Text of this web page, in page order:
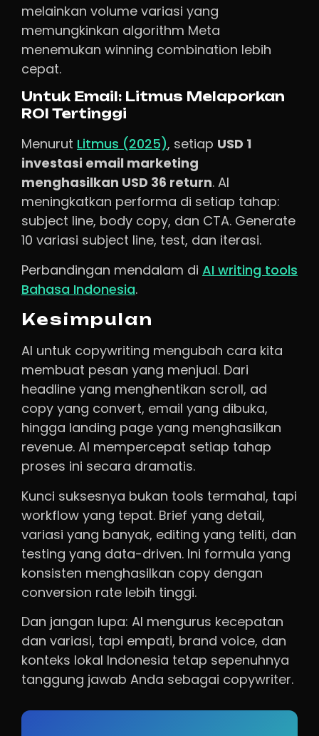
melainkan volume variasi yang
memungkinkan algorithm Meta
menemukan winning combination lebih
cepat.
Untuk Email: Litmus Melaporkan
ROI Tertinggi
Menurut Litmus (2025), setiap USD 1
investasi email marketing
menghasilkan USD 36 return. AI
meningkatkan performa di setiap tahap:
subject line, body copy, dan CTA. Generate
10 variasi subject line, test, dan iterasi.
Perbandingan mendalam di AI writing tools
Bahasa Indonesia.
Kesimpulan
AI untuk copywriting mengubah cara kita
membuat pesan yang menjual. Dari
headline yang menghentikan scroll, ad
copy yang convert, email yang dibuka,
hingga landing page yang menghasilkan
revenue. AI mempercepat setiap tahap
proses ini secara dramatis.
Kunci suksesnya bukan tools termahal, tapi
workflow yang tepat. Brief yang detail,
variasi yang banyak, editing yang teliti, dan
testing yang data-driven. Ini formula yang
konsisten menghasilkan copy dengan
conversion rate lebih tinggi.
Dan jangan lupa: AI mengurus kecepatan
dan variasi, tapi empati, brand voice, dan
konteks lokal Indonesia tetap sepenuhnya
tanggung jawab Anda sebagai copywriter.